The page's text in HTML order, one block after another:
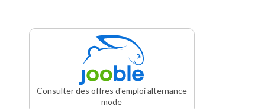
Consulter des offres d'emploi alternance
mode